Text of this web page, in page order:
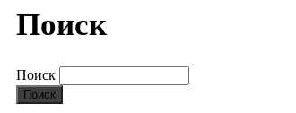
Поиск
Поиск